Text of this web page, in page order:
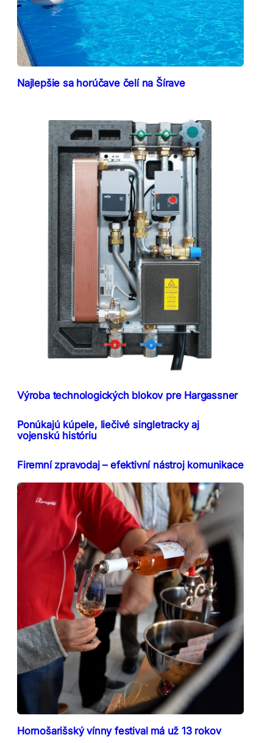
Najlepšie sa horúčave čelí na Šírave
Výroba technologických blokov pre Hargassner
Ponúkajú kúpele, liečivé singletracky aj
vojenskú históriu
Firemní zpravodaj – efektivní nástroj komunikace
Hornošarišský vínny festival má už 13 rokov